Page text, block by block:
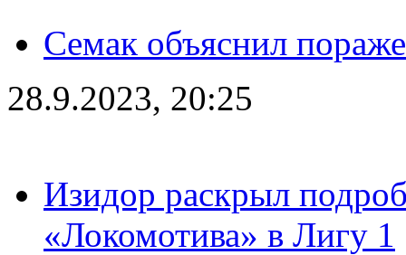
Семак объяснил
28.9.2023, 20:25
Изидор раскрыл
«Локомотива» в Лигу 1